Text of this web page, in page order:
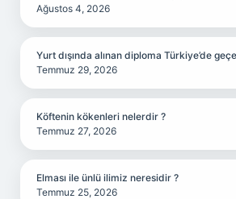
Ağustos 4, 2026
Yurt dışında alınan diploma Türkiye’de
Temmuz 29, 2026
Köftenin kökenleri nelerdir ?
Temmuz 27, 2026
Elması ile ünlü ilimiz neresidir ?
Temmuz 25, 2026